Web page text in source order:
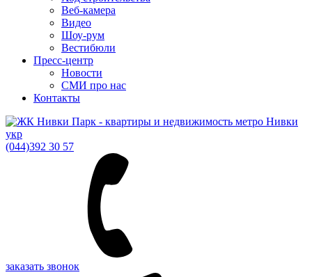
Веб-камера
Видео
Шоу-рум
Вестибюли
Пресс-центр
Новости
СМИ про нас
Контакты
укр
(044)392 30 57
заказать звонок